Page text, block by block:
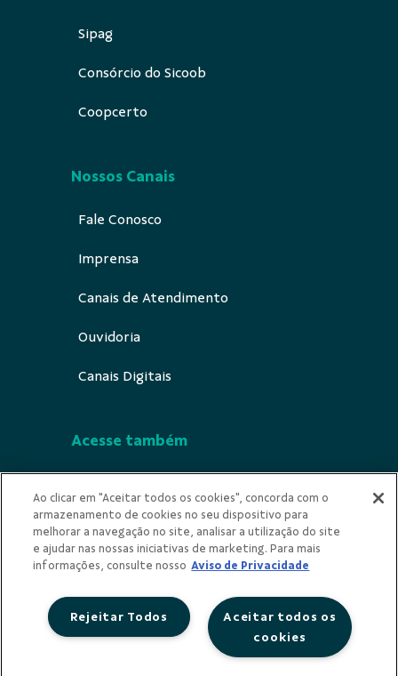
Sipag
Consórcio do Sicoob
Coopcerto
Nossos Canais
Fale Conosco
Imprensa
Canais de Atendimento
Ouvidoria
Canais Digitais
Acesse também
Indícios de Ilicitude
Privacidade
Ao clicar em "Aceitar todos os cookies", concorda com o
armazenamento de cookies no seu dispositivo para
melhorar a navegação no site, analisar a utilização do site
e ajudar nas nossas iniciativas de marketing. Para mais
informações, consulte nosso Aviso de Privacidade
Aceitar todos os
cookies
Rejeitar Todos